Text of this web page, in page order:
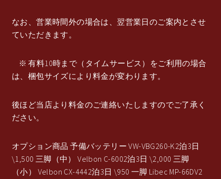
なお、営業時間外の場合は、翌営業日のご案内とさせ
ていただきます。
※ 有料10時まで（タイムサービス）をご利用の場合
は、梱包サイズにより料金が変わります。
後ほど当店より料金のご連絡いたしますのでご了承く
ださい。
オプション商品 予備バッテリー VW-VBG260-K2泊3日
\1,500 三脚（中） Velbon C-6002泊3日 \2,000 三脚
（小） Velbon CX-4442泊3日 \950 一脚 Libec MP-66DV2